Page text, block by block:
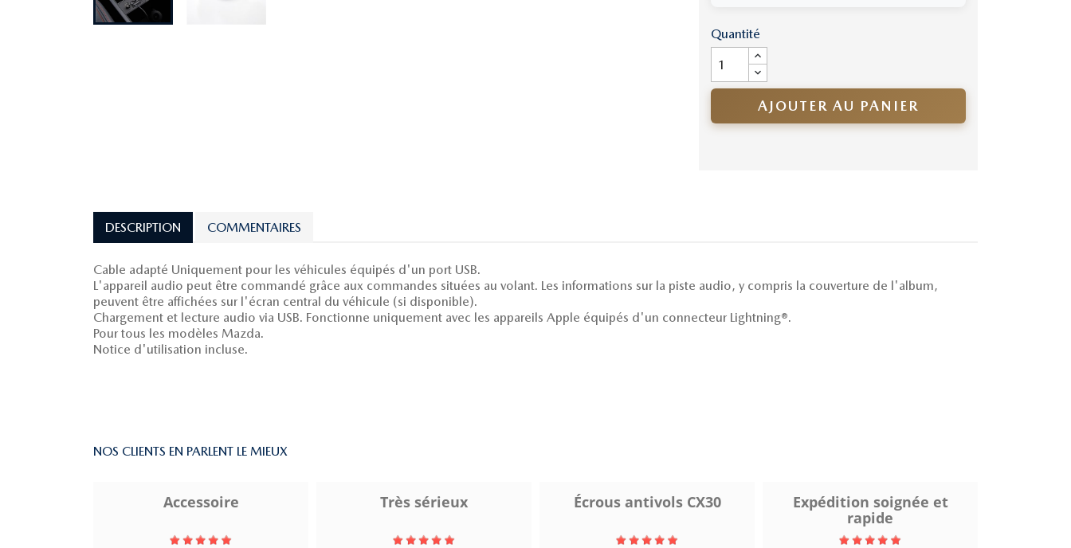
Quantité
AJOUTER AU PANIER
DESCRIPTION COMMENTAIRES
Cable adapté Uniquement pour les véhicules équipés d'un port USB.
L'appareil audio peut être commandé grâce aux commandes situées au volant. Les informations sur la piste audio, y compris la couverture de l'album,
peuvent être affichées sur l'écran central du véhicule (si disponible).
Chargement et lecture audio via USB. Fonctionne uniquement avec les appareils Apple équipés d'un connecteur Lightning®.
Pour tous les modèles Mazda.
Notice d'utilisation incluse.
NOS CLIENTS EN PARLENT LE MIEUX
Accessoire Très sérieux Écrous antivols CX30
Expédition soignée et
rapide